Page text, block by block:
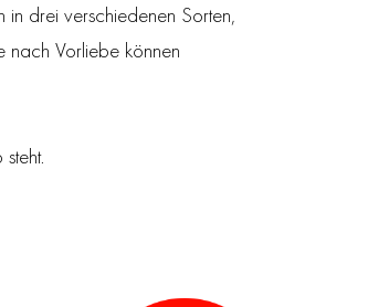
drei verschiedenen Sorten,
nach Vorliebe können